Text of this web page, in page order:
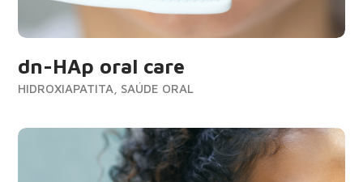
dn-HAp oral care
HIDROXIAPATITA, SAÚDE ORAL